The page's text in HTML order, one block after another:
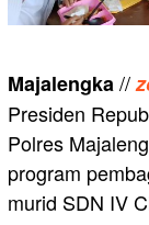
Majalengka//
Presiden
Polres
program
murid SDN IV